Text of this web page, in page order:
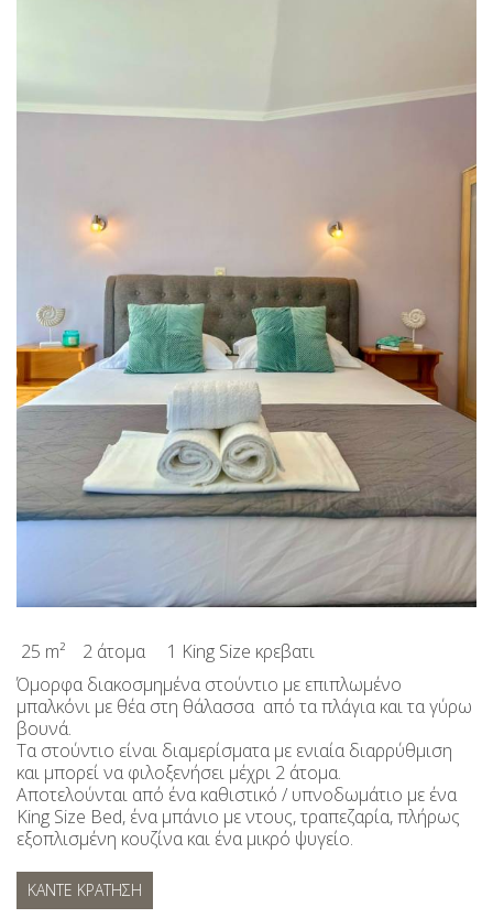
25 m² 2 άτομα
1 King Size κρεβατι
Όμορφα διακοσμημένα στούντιο με επιπλωμένο
μπαλκόνι με θέα στη θάλασσα από τα πλάγια και τα γύρω
βουνά.
Τα στούντιο είναι διαμερίσματα με ενιαία διαρρύθμιση
και μπορεί να φιλοξενήσει μέχρι 2 άτομα.
Αποτελούνται από ένα καθιστικό / υπνοδωμάτιο με ένα
King Size Bed, ένα μπάνιο με ντους, τραπεζαρία, πλήρως
εξοπλισμένη κουζίνα και ένα μικρό ψυγείο.
ΚΆΝΤΕ ΚΡΆΤΗΣΗ